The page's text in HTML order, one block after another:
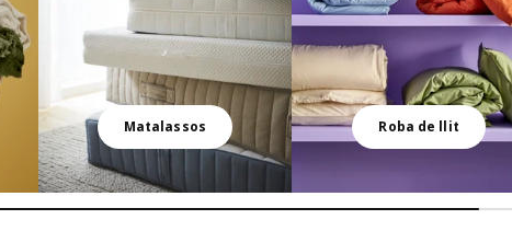
Matalassos Roba de llit